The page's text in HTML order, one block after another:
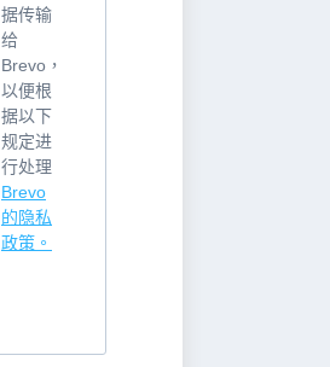
据传输
给
Brevo，
以便根
据以下
规定进
行处理
Brevo
的隐私
政策。